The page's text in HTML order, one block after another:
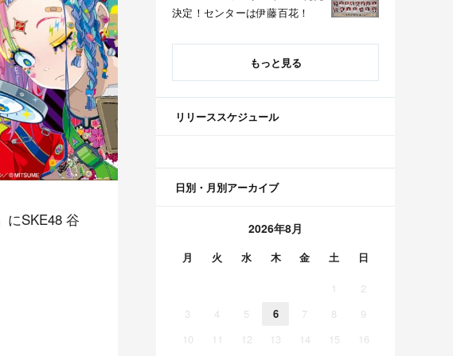
にSKE48 谷
決定！センターは伊藤百花！
もっと見る
リリーススケジュール
日別・月別アーカイブ
2026年8月
月 火 水 木 金 土 日
1
2
3
4 5 6 7 8
9
10
11 12 13 14 15
16